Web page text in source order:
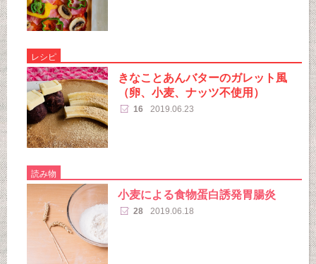
レシピ
きなことあんバターのガレット風
（卵、小麦、ナッツ不使用）
16 2019.06.23
読み物
小麦による食物蛋白誘発胃腸炎
28 2019.06.18